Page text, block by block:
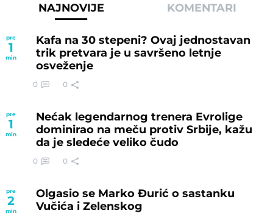
NAJNOVIJE KOMENTARI
pre
1
min
Kafa na 30 stepeni? Ovaj jednostavan
trik pretvara je u savršeno letnje
osveženje
0 0
pre
1
min
Nećak legendarnog trenera Evrolige
dominirao na meču protiv Srbije, kažu
da je sledeće veliko čudo
0 0
pre
2
min
Olgasio se Marko Đurić o sastanku
Vučića i Zelenskog